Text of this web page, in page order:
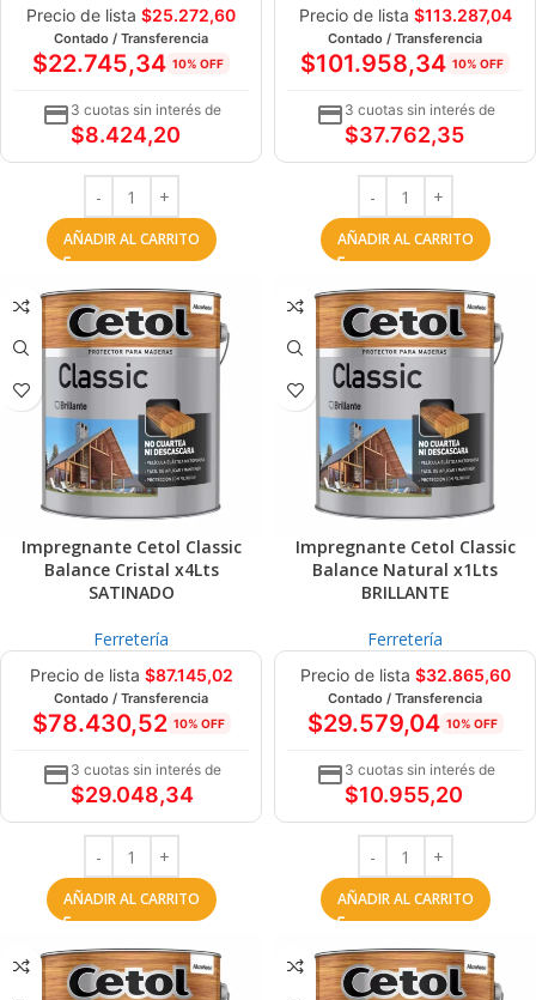
Precio de lista $25.272,60
Contado / Transferencia
$22.745,34 10% OFF
3 cuotas sin interés de
$8.424,20
AÑADIR AL CARRITO
Precio de lista $113.287,04
Contado / Transferencia
$101.958,34 10% OFF
3 cuotas sin interés de
$37.762,35
AÑADIR AL CARRITO
Impregnante Cetol Classic
Balance Cristal x4Lts
SATINADO
Ferretería
Precio de lista $87.145,02
Contado / Transferencia
$78.430,52 10% OFF
3 cuotas sin interés de
$29.048,34
AÑADIR AL CARRITO
Impregnante Cetol Classic
Balance Natural x1Lts
BRILLANTE
Ferretería
Precio de lista $32.865,60
Contado / Transferencia
$29.579,04 10% OFF
3 cuotas sin interés de
$10.955,20
AÑADIR AL CARRITO